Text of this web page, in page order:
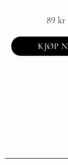
89 kr
KJØP